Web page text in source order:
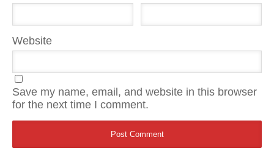
Website
Save my name, email, and website in this browser
for the next time I comment.